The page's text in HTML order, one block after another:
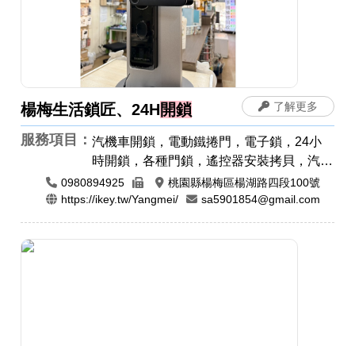
楊梅生活鎖匠、24H開鎖
服務項目：汽機車開鎖，電動鐵捲門，電子鎖，24小
時開鎖，各種門鎖，遙控器安裝拷貝，汽車
開鎖，機車開鎖，指紋鎖，密碼鎖
0980894925
桃園縣楊梅區楊湖路四段100號
https://ikey.tw/Yangmei/
sa5901854@gmail.com
了解更多